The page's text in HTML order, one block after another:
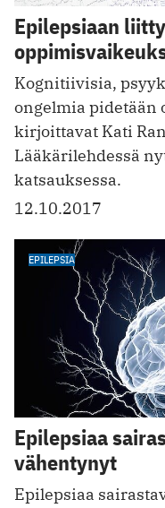
Epilepsiaan
Kognitiivisia,
ongelmia pidetään
kirjoittavat Kati
Lääkärilehdessä
katsauksessa.
12.10.2017
EPILEPSIA
Epilepsiaa
vähentynyt
Epilepsiaa